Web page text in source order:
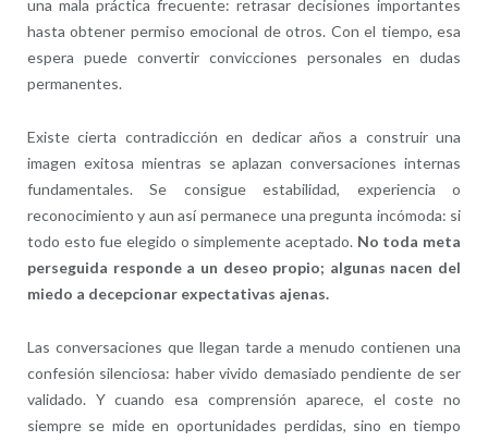
una mala práctica frecuente: retrasar decisiones importantes
hasta obtener permiso emocional de otros. Con el tiempo, esa
espera puede convertir convicciones personales en dudas
permanentes.
Existe cierta contradicción en dedicar años a construir una
imagen exitosa mientras se aplazan conversaciones internas
fundamentales. Se consigue estabilidad, experiencia o
reconocimiento y aun así permanece una pregunta incómoda: si
todo esto fue elegido o simplemente aceptado. No toda meta
perseguida responde a un deseo propio; algunas nacen del
miedo a decepcionar expectativas ajenas.
Las conversaciones que llegan tarde a menudo contienen una
confesión silenciosa: haber vivido demasiado pendiente de ser
validado. Y cuando esa comprensión aparece, el coste no
siempre se mide en oportunidades perdidas, sino en tiempo